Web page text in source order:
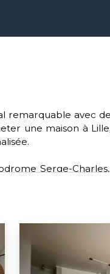
avec
une maison à
Serge-
de clubs tels que
de culture, Lille
du sein et